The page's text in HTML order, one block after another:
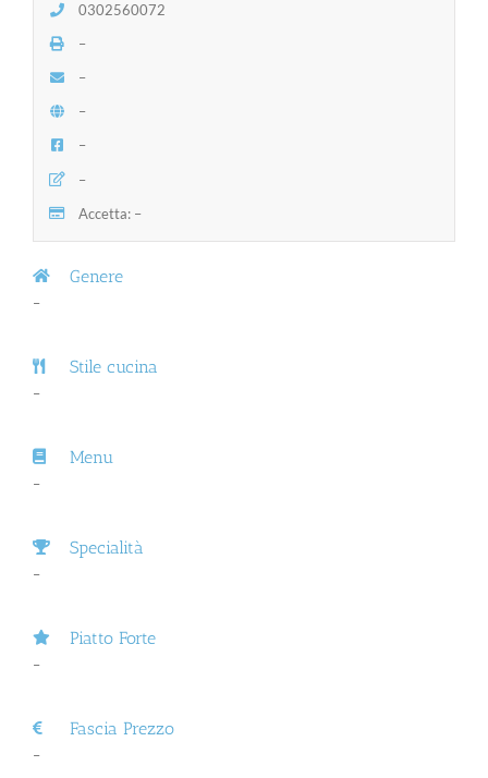
0302560072
–
–
–
–
–
Accetta: –
Genere
–
Stile cucina
–
Menu
–
Specialità
–
Piatto Forte
–
Fascia Prezzo
–